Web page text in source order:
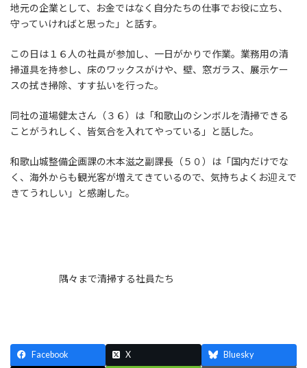
地元の企業として、お金ではなく自分たちの仕事でお役に立ち、
守っていければと思った」と話す。
この日は１６人の社員が参加し、一日がかりで作業。業務用の清
掃道具を持参し、床のワックスがけや、壁、窓ガラス、展示ケー
スの拭き掃除、すす払いを行った。
同社の道場健太さん（３６）は「和歌山のシンボルを清掃できる
ことがうれしく、皆気合を入れてやっている」と話した。
和歌山城整備企画課の木本滋之副課長（５０）は「国内だけでな
く、海外からも観光客が増えてきているので、気持ちよくお迎えで
きてうれしい」と感謝した。
隅々まで清掃する社員たち
Facebook X Bluesky